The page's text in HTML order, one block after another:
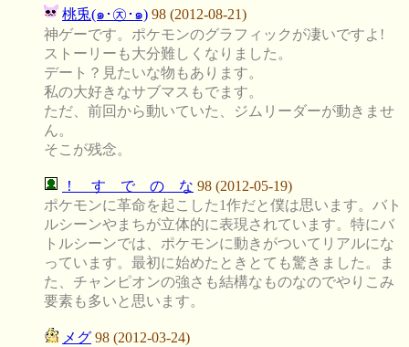
桃兎(๑･㉨･๑) 98 (2012-08-21)
神ゲーです。ポケモンのグラフィックが凄いですよ!
ストーリーも大分難しくなりました。
デート？見たいな物もあります。
私の大好きなサブマスもでます。
ただ、前回から動いていた、ジムリーダーが動きませ
ん。
そこが残念。
！ す で の な 98 (2012-05-19)
ポケモンに革命を起こした1作だと僕は思います。バト
ルシーンやまちが立体的に表現されています。特にバ
トルシーンでは、ポケモンに動きがついてリアルにな
っています。最初に始めたときとても驚きました。ま
た、チャンピオンの強さも結構なものなのでやりこみ
要素も多いと思います。
メグ 98 (2012-03-24)